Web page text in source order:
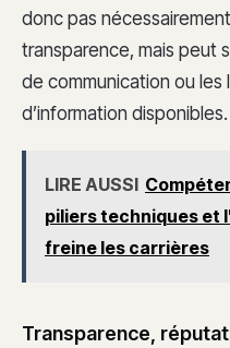
donc pas
transparence, mais peut
de communication ou les
d’information disponibles.
LIRE AUSSI
piliers techniques et
freine les carrières
Transparence,